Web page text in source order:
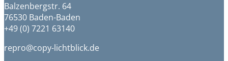
Balzenbergstr. 64
76530 Baden-Baden
+49 (0) 7221 63140
repro@copy-lichtblick.de